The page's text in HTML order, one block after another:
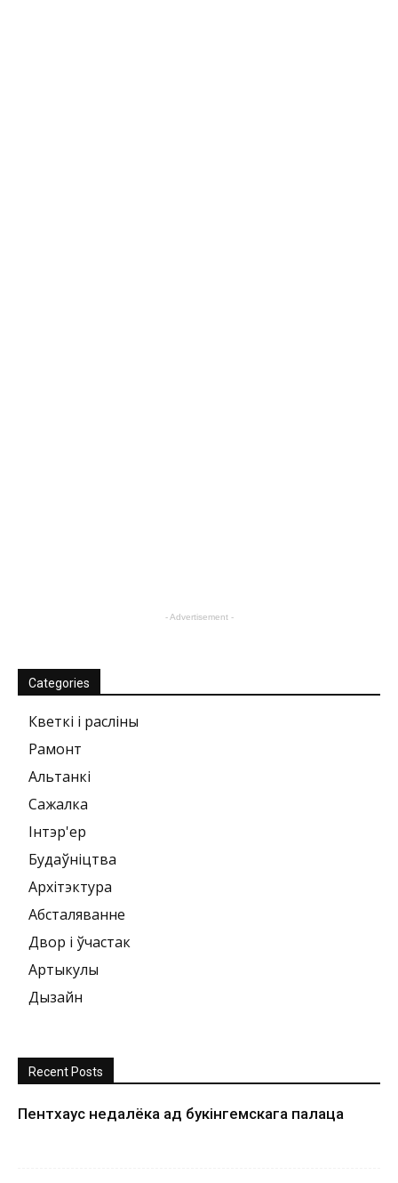
- Advertisement -
Categories
Кветкі і расліны
Рамонт
Альтанкі
Сажалка
Інтэр'ер
Будаўніцтва
Архітэктура
Абсталяванне
Двор і ўчастак
Артыкулы
Дызайн
Recent Posts
Пентхаус недалёка ад букінгемскага палаца